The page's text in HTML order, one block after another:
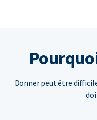
Donner peut être